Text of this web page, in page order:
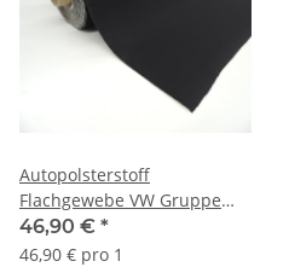
Autopolsterstoff
Flachgewebe VW Gruppe
Audi Skoda Volkswagen
schwarz B150
46,90 € *
46,90 € pro 1